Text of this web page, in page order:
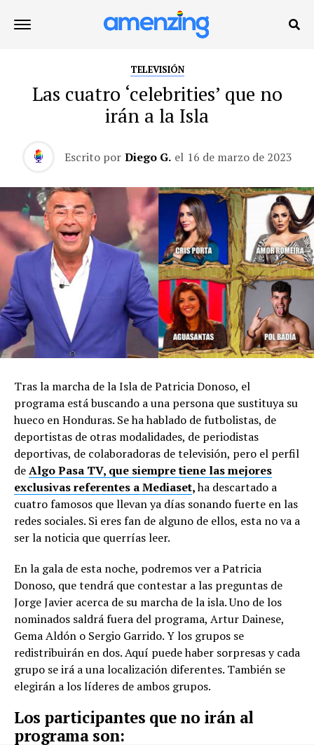
TELEVISIÓN
Las cuatro ‘celebrities’ que no
irán a la Isla
Escrito por Diego G. el 16 de marzo de 2023
Tras la marcha de la Isla de Patricia Donoso, el
programa está buscando a una persona que sustituya su
hueco en Honduras. Se ha hablado de futbolistas, de
deportistas de otras modalidades, de periodistas
deportivas, de colaboradoras de televisión, pero el perfil
deAlgo Pasa TV, que siempre tiene las mejores
exclusivas referentes a Mediaset,ha descartado a
cuatro famosos que llevan ya días sonando fuerte en las
redes sociales. Si eres fan de alguno de ellos, esta no va a
ser la noticia que querrías leer.
En la gala de esta noche, podremos ver a Patricia
Donoso, que tendrá que contestar a las preguntas de
Jorge Javier acerca de su marcha de la isla. Uno de los
nominados saldrá fuera del programa, Artur Dainese,
Gema Aldón o Sergio Garrido. Y los grupos se
redistribuirán en dos. Aquí puede haber sorpresas y cada
grupo se irá a una localización diferentes. También se
elegirán a los líderes de ambos grupos.
Los participantes que no irán al
programa son: